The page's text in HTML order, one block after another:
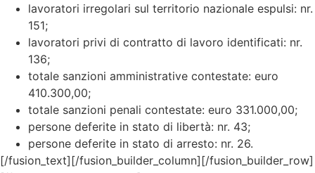
lavoratori irregolari sul territorio nazionale espulsi: nr.
151;
lavoratori privi di contratto di lavoro identificati: nr.
136;
totale sanzioni amministrative contestate: euro
410.300,00;
totale sanzioni penali contestate: euro 331.000,00;
persone deferite in stato di libertà: nr. 43;
persone deferite in stato di arresto: nr. 26.
[/fusion_text][/fusion_builder_column][/fusion_builder_row]